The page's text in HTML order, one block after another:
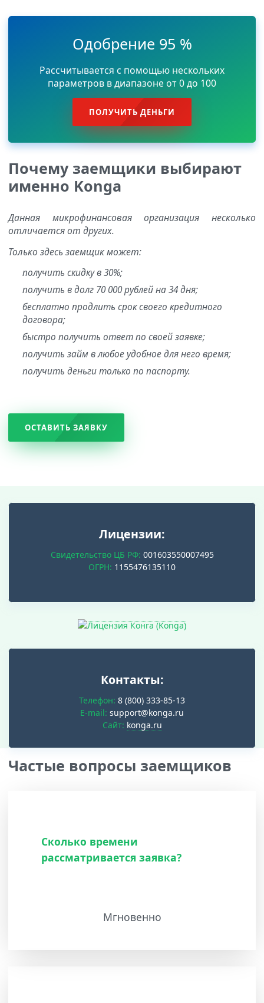
Одобрение 95 %
Рассчитывается с помощью нескольких
параметров в диапазоне от 0 до 100
ПОЛУЧИТЬ ДЕНЬГИ
Почему заемщики выбирают
именно Konga
Данная микрофинансовая организация несколько
отличается от других.
Только здесь заемщик может:
получить скидку в 30%;
получить в долг 70 000 рублей на 34 дня;
бесплатно продлить срок своего кредитного
договора;
быстро получить ответ по своей заявке;
получить займ в любое удобное для него время;
получить деньги только по паспорту.
ОСТАВИТЬ ЗАЯВКУ
Лицензии:
Свидетельство ЦБ РФ: 001603550007495
ОГРН: 1155476135110
Контакты:
Телефон: 8 (800) 333-85-13
E-mail: support@konga.ru
Cайт: konga.ru
Частые вопросы заемщиков
Сколько времени
рассматривается заявка?
Мгновенно